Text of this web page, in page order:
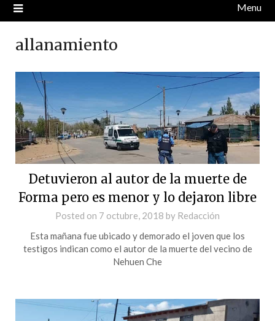
Menu
allanamiento
Detuvieron al autor de la muerte de
Forma pero es menor y lo dejaron libre
Posted on 7 octubre, 2018 by Redacción
Esta mañana fue ubicado y demorado el joven que los
testigos indican como el autor de la muerte del vecino de
Nehuen Che